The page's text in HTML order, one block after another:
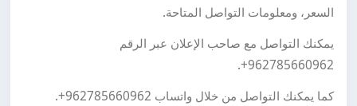
السعر، ومعلومات التواصل المتاحة.
يمكنك التواصل مع صاحب الإعلان عبر الرقم
+962785660962
.
كما يمكنك التواصل من خلال واتساب +962785660962
.